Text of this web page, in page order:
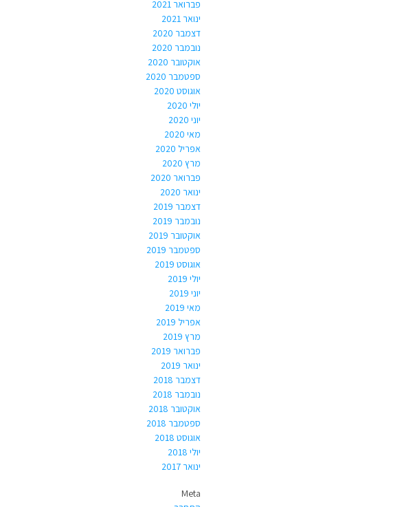
פברואר 2021
ינואר 2021
דצמבר 2020
נובמבר 2020
אוקטובר 2020
ספטמבר 2020
אוגוסט 2020
יולי 2020
יוני 2020
מאי 2020
אפריל 2020
מרץ 2020
פברואר 2020
ינואר 2020
דצמבר 2019
נובמבר 2019
אוקטובר 2019
ספטמבר 2019
אוגוסט 2019
יולי 2019
יוני 2019
מאי 2019
אפריל 2019
מרץ 2019
פברואר 2019
ינואר 2019
דצמבר 2018
נובמבר 2018
אוקטובר 2018
ספטמבר 2018
אוגוסט 2018
יולי 2018
ינואר 2017
Meta